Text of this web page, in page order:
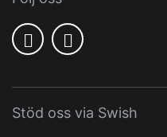
Stöd oss via Swish